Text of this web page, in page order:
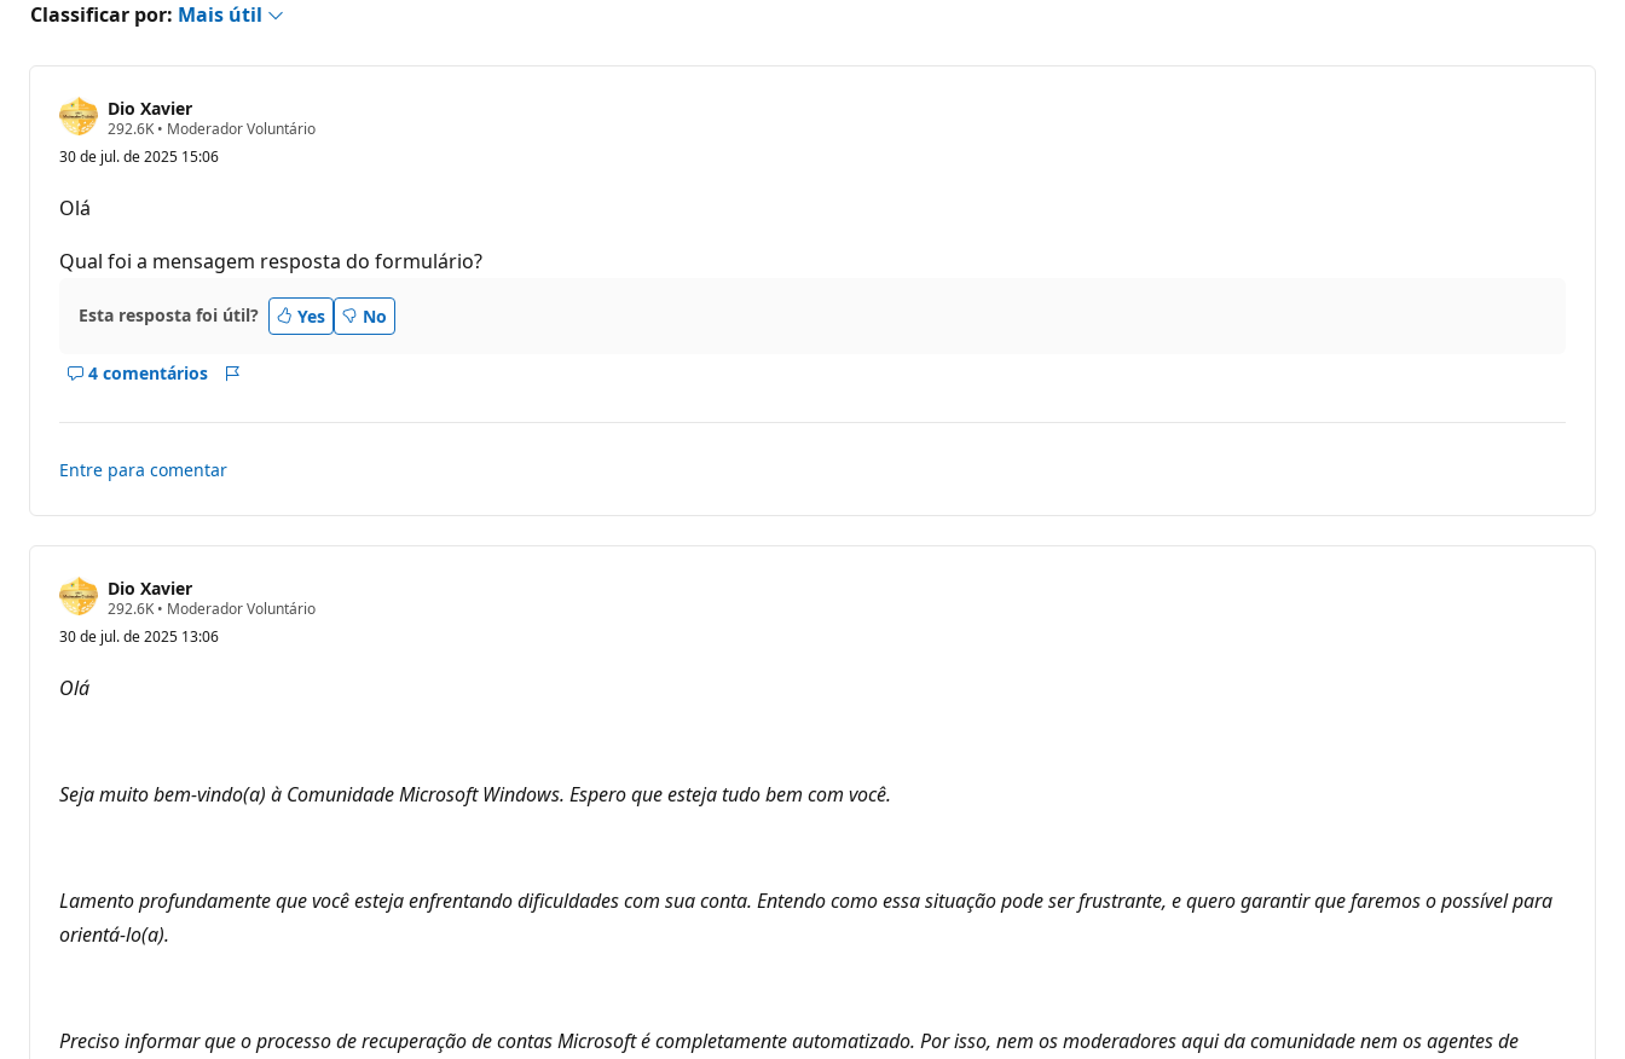
Classificar por: Mais útil
Dio Xavier
292.6K P
n
e
r
p
u
a
ç
o
• Moderador Voluntário
30 de jul. de 2025 15:06
Olá
Qual foi a mensagem resposta do formulário?
Esta resposta foi útil? Yes No
4 comentários
Mostrar
resposta
Entre para comentar
Dio Xavier
292.6K P
n
p
u
o
• Moderador Voluntário
30 de jul. de 2025 13:06
Olá
Seja muito bem-vindo(a) à Comunidade Microsoft Windows. Espero que esteja tudo bem com você.
Lamento profundamente que você esteja enfrentando dificuldades com sua conta. Entendo como essa situação pode ser frustrante, e quero garantir que faremos o possível para
orientá-lo(a).
Preciso informar que o processo de recuperação de contas Microsoft é completamente automatizado. Por isso, nem os moderadores aqui da comunidade nem os agentes de